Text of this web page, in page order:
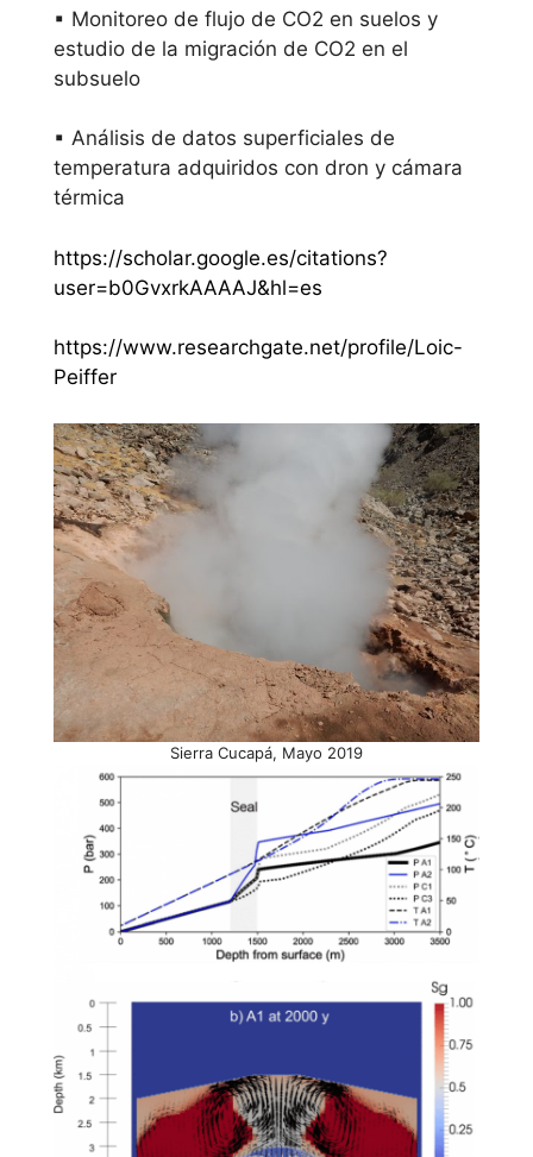
▪ Monitoreo de flujo de CO2 en suelos y
estudio de la migración de CO2 en el
subsuelo
▪ Análisis de datos superficiales de
temperatura adquiridos con dron y cámara
térmica
https://scholar.google.es/citations?
user=b0GvxrkAAAAJ&hl=es
https://www.researchgate.net/profile/Loic-
Peiffer
Sierra Cucapá, Mayo 2019